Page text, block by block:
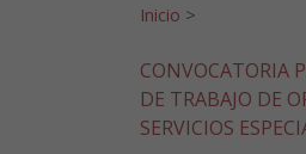
Inicio >
CONVOCATORIA
DE TRABAJO DE
SERVICIOS